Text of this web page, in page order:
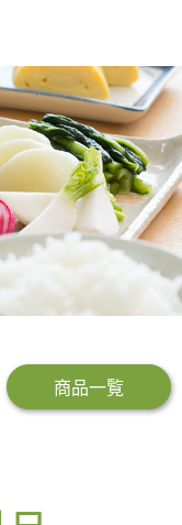
社会貢献 品質保証
商品一覧